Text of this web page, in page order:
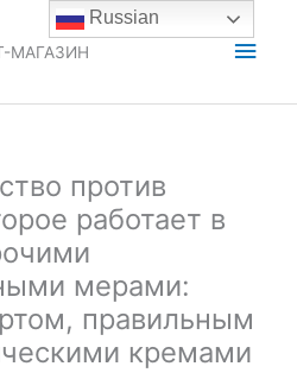
МАГАЗИН
против
работает в
мерами:
правильным
кремами
Russian